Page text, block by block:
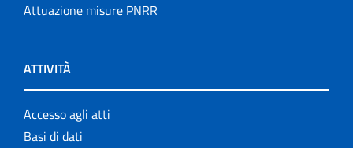
Attuazione misure PNRR
ATTIVITÀ
Accesso agli atti
Basi di dati